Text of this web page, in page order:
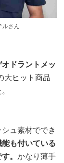
ルさん
ドラントメッ
大ヒット商品
ュ素材ででき
も付いている
。 かなり薄手